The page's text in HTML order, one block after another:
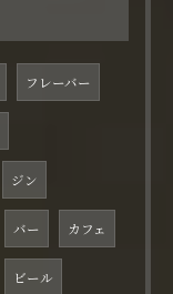
フレーバー
ジン
バー カフェ
ビール